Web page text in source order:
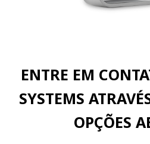
ENTRE EM
SYSTEMS
OPÇÕES